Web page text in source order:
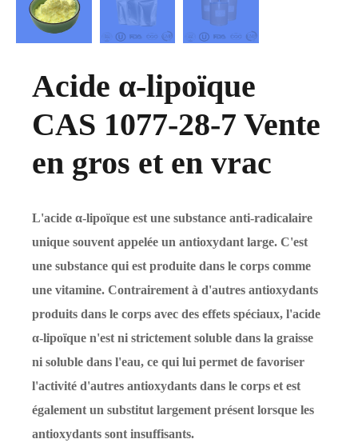
Acide α-lipoïque
CAS 1077-28-7 Vente
en gros et en vrac
L'acide α-lipoïque est une substance anti-radicalaire
unique souvent appelée un antioxydant large. C'est
une substance qui est produite dans le corps comme
une vitamine. Contrairement à d'autres antioxydants
produits dans le corps avec des effets spéciaux, l'acide
α-lipoïque n'est ni strictement soluble dans la graisse
ni soluble dans l'eau, ce qui lui permet de favoriser
l'activité d'autres antioxydants dans le corps et est
également un substitut largement présent lorsque les
antioxydants sont insuffisants.